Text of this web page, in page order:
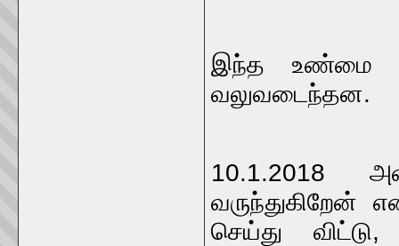
இந்த உண்மை
வலுவடைந்தன.
10.1.2018
வருந்துகிறேன்
செய்து